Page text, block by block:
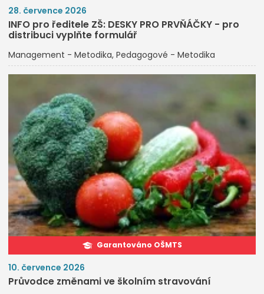
28. července 2026
INFO pro ředitele ZŠ: DESKY PRO PRVŇÁČKY - pro
distribuci vyplňte formulář
Management - Metodika Pedagogové - Metodika
Garantováno OŠMTS
10. července 2026
Průvodce změnami ve školním stravování